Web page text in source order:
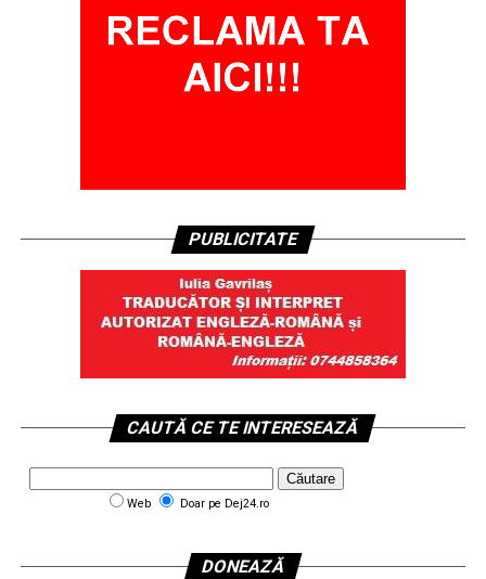
PUBLICITATE
CAUTĂ CE TE INTERESEAZĂ
Web Doar pe Dej24.ro
DONEAZĂ